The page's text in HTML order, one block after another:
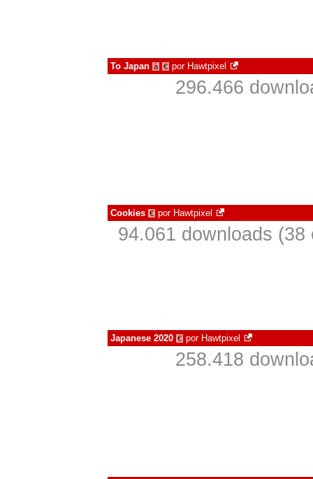
To Japan à € por Hawtpixel
296.466
Cookies € por Hawtpixel
94.061 downloads (38
Japanese 2020 € por Hawtpixel
258.418